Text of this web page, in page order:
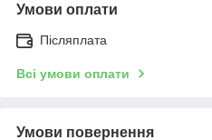
Умови оплати
Післяплата
Всі умови оплати
Умови повернення